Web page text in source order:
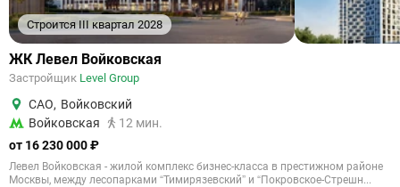
Строится III квартал 2028
ЖК Левел Войковская
Застройщик Level Group
САО, Войковский
Войковская
12 мин.
от 16 230 000 ₽
Левел Войковская - жилой комплекс бизнес-класса в престижном районе
Москвы, между лесопарками “Тимирязевский” и “Покровское-Стрешн...